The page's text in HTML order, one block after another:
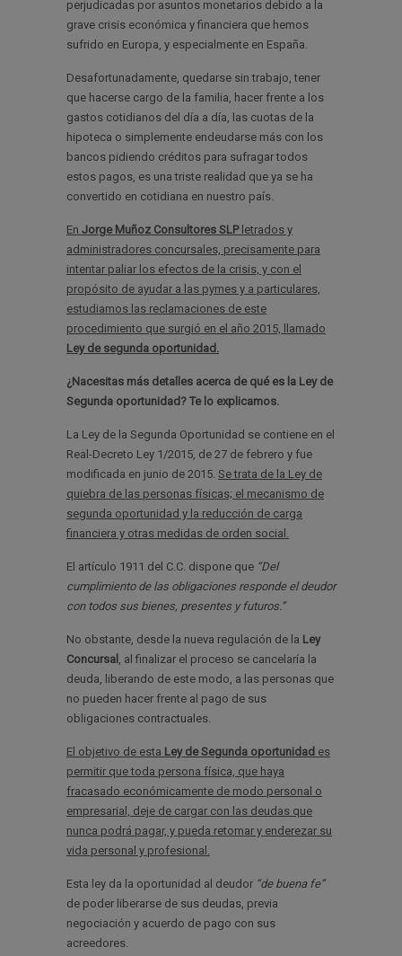
perjudicadas por asuntos monetarios debido a la
grave crisis económica y financiera que hemos
sufrido en Europa, y especialmente en España.
Desafortunadamente, quedarse sin trabajo, tener
que hacerse cargo de la familia, hacer frente a los
gastos cotidianos del día a día, las cuotas de la
hipoteca o simplemente endeudarse más con los
bancos pidiendo créditos para sufragar todos
estos pagos, es una triste realidad que ya se ha
convertido en cotidiana en nuestro país.
En Jorge Muñoz Consultores SLPletrados y
administradores concursales, precisamente para
intentar paliar los efectos de la crisis, y con el
propósito de ayudar a las pymes y a particulares,
estudiamos las reclamaciones de este
procedimiento que surgió en el año 2015, llamado
Ley de segunda oportunidad.
¿Nacesitas más detalles acerca de qué es la Ley de
Segunda oportunidad? Te lo explicamos.
La Ley de la Segunda Oportunidad se contiene en el
Real-Decreto Ley 1/2015, de 27 de febrero y fue
modificada en junio de 2015. Se trata de la Ley de
quiebra de las personas físicas; el mecanismo de
segunda oportunidad y la reducción de carga
financiera y otras medidas de orden social.
El artículo 1911 del C.C. dispone que “Del
cumplimiento de las obligaciones responde el deudor
con todos sus bienes, presentes y futuros.”
No obstante, desde la nueva regulación de la Ley
Concursal
, al finalizar el proceso se cancelaría la
deuda, liberando de este modo, a las personas que
no pueden hacer frente al pago de sus
obligaciones contractuales.
El objetivo de esta Ley de Segunda oportunidad es
permitir que toda persona física, que haya
fracasado económicamente de modo personal o
empresarial, deje de cargar con las deudas que
nunca podrá pagar, y pueda retomar y enderezar su
vida personal y profesional.
Esta ley da la oportunidad al deudor “de buena fe”
de poder liberarse de sus deudas, previa
negociación y acuerdo de pago con sus
acreedores.